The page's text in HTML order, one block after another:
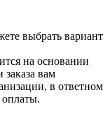
выбрать вариант
на основании
вам
в ответном
оплаты.